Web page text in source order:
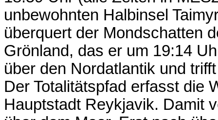
unbewohnten Halbinsel
überquert der Mondschatten
Grönland, das er um 19:14
über den Nordatlantik und
Der Totalitätspfad erfasst die
Hauptstadt Reykjavik. Damit